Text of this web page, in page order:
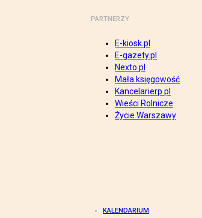
PARTNERZY
E-kiosk.pl
E-gazety.pl
Nexto.pl
Mała księgowość
Kancelarierp.pl
Wieści Rolnicze
Życie Warszawy
KALENDARIUM